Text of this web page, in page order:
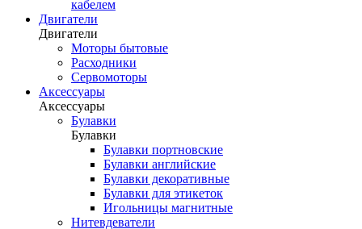
кабелем
Двигатели
Двигатели
Моторы бытовые
Расходники
Сервомоторы
Аксессуары
Аксессуары
Булавки
Булавки
Булавки портновские
Булавки английские
Булавки декоративные
Булавки для этикеток
Игольницы магнитные
Нитевдеватели